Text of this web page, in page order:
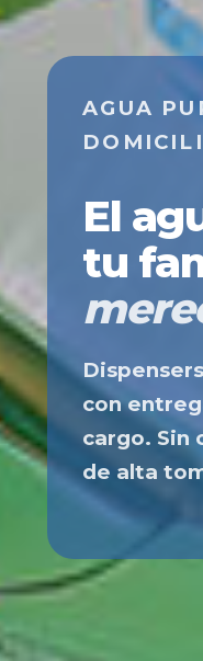
AGUA
El
tu
con
cargo. Sin
de alta